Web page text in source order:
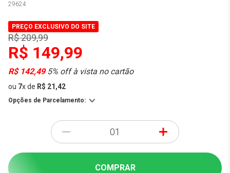
29624
PREÇO EXCLUSIVO DO SITE
R$ 209,99
R$ 149,99
R$ 142,495% off à vista no cartão
ou 7xde R$ 21,42
Opções de Parcelamento:
- +
COMPRAR